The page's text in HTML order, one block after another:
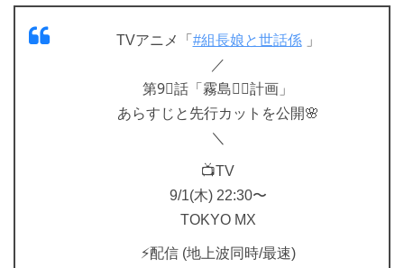
TVアニメ「 #組長娘と世話係」
／
第9⃣話「霧島◯◯計画」
あらすじと先行カットを公開🌸
＼
📺TV
9/1(木) 22:30〜
TOKYO MX
⚡配信 (地上波同時/最速)